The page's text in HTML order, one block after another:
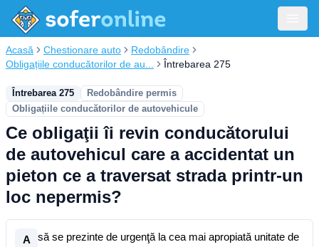
Acasă Chestionare auto
Redobândire
Obligațiile conducătorilor de au...
Întrebarea 275
Întrebarea 275
Redobândire permis
Obligațiile conducătorilor de autovehicule
Ce obligaţii îi revin conducătorului
de autovehicul care a accidentat un
pieton ce a traversat strada printr-un
loc nepermis?
A
să se prezinte de urgenţă la cea mai apropiată unitate de